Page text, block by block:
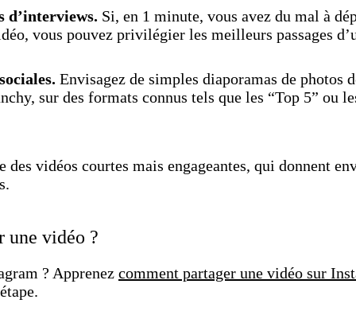
d’interviews. Si, en 1 minute, vous avez du mal à
vous pouvez privilégier les meilleurs passages
Envisagez de simples diaporamas de photos
sur des formats connus tels que les “Top 5” ou
des vidéos courtes mais engageantes, qui donnent
une vidéo ?
? Apprenez comment partager une vidéo sur